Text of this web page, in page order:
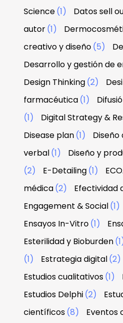
Science(1) Datos sell
autor(1)
creativo y diseño(5)
Desarrollo y gestión de
Design Thinking(2)
farmacéutica(1)
(1)
Digital Strategy &
Disease plan(1)
verbal(1) Diseño y
(2)
E-Detailing(1)
médica(2) Efectividad
Engagement & Social(1)
Ensayos In-Vitro(1)
Esterilidad y Bioburden
(1)
Estrategia digital(2)
Estudios cualitativos(1)
Estudios Delphi(2)
científicos(8) Eventos